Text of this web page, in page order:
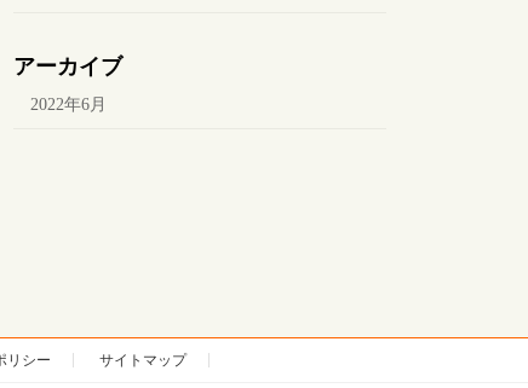
アーカイブ
2022年6月
リシー サイトマップ